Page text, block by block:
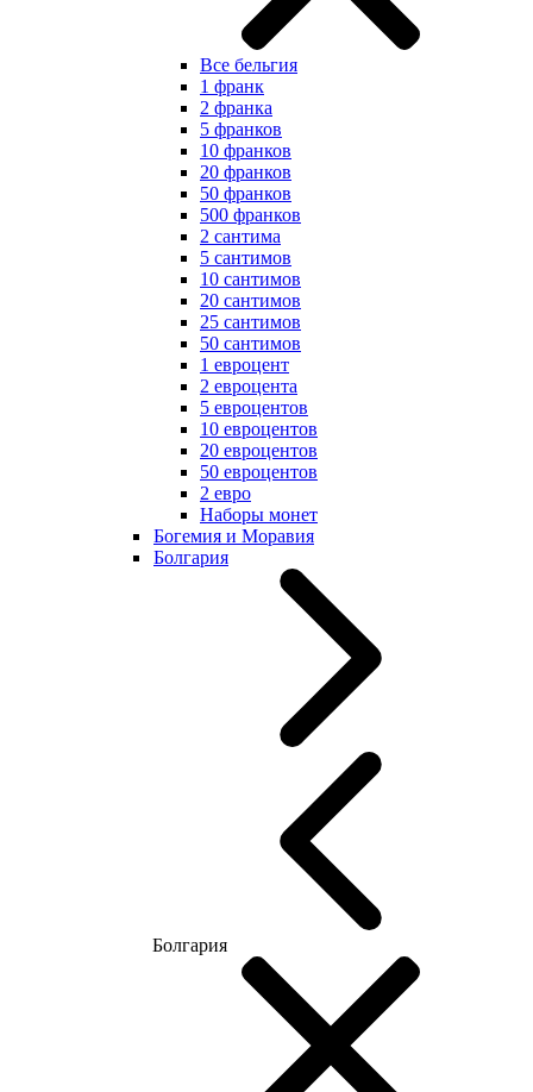
Все бельгия
1 франк
2 франка
5 франков
10 франков
20 франков
50 франков
500 франков
2 сантима
5 сантимов
10 сантимов
20 сантимов
25 сантимов
50 сантимов
1 евроцент
2 евроцента
5 евроцентов
10 евроцентов
20 евроцентов
50 евроцентов
2 евро
Наборы монет
Богемия и Моравия
Болгария
Болгария